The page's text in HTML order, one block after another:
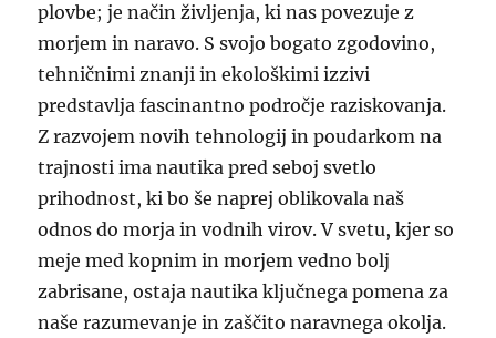
plovbe; je način življenja, ki nas povezuje z
morjem in naravo. S svojo bogato zgodovino,
tehničnimi znanji in ekološkimi izzivi
predstavlja fascinantno področje raziskovanja.
Z razvojem novih tehnologij in poudarkom na
trajnosti ima nautika pred seboj svetlo
prihodnost, ki bo še naprej oblikovala naš
odnos do morja in vodnih virov. V svetu, kjer so
meje med kopnim in morjem vedno bolj
zabrisane, ostaja nautika ključnega pomena za
naše razumevanje in zaščito naravnega okolja.